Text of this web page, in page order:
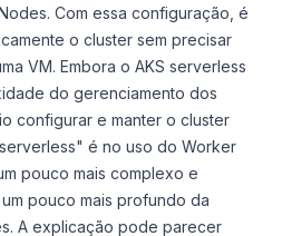
Com essa configuração, é
o cluster sem precisar
VM. Embora o AKS serverless
do gerenciamento dos
configurar e manter o cluster
é no uso do Worker
pouco mais complexo e
pouco mais profundo da
A explicação pode parecer